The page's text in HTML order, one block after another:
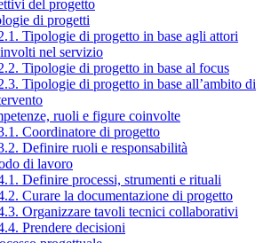
del progetto
di progetti
Tipologie di progetto in base agli attori
nel servizio
Tipologie di progetto in base al focus
Tipologie di progetto in base all’ambito di
ruoli e figure coinvolte
Coordinatore di progetto
Definire ruoli e responsabilità
di lavoro
Definire processi, strumenti e rituali
Curare la documentazione di progetto
Organizzare tavoli tecnici collaborativi
Prendere decisioni